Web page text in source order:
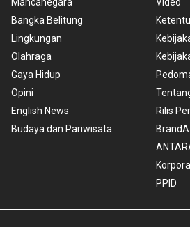
Bangka Belitung
Lingkungan
Olahraga
Gaya Hidup
Opini
English News
Budaya dan Pariwisata
Rilis
BrandA
PPID